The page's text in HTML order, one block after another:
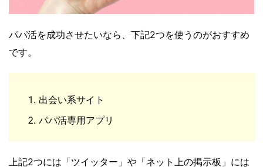
パパ活を成功させたいなら、下記2つを使うのがおすすめ
です。
出会い系サイト
パパ活専用アプリ
上記2つには「ツイッター」や「ネット上の掲示板」には